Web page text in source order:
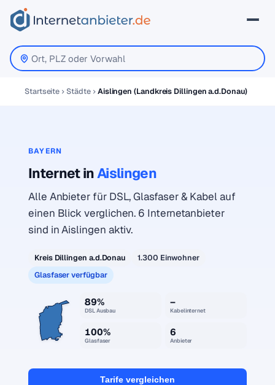
Startseite Städte Aislingen (Landkreis Dillingen a.d.Donau)
BAYERN
Internet inAislingen
Alle Anbieter für DSL, Glasfaser & Kabel auf
einen Blick verglichen. 6 Internetanbieter
sind in Aislingen aktiv.
Kreis Dillingen a.d.Donau
1.300 Einwohner
Glasfaser verfügbar
89%
DSL Ausbau
–
Kabelinternet
100%
Glasfaser
6
Anbieter
Tarife vergleichen